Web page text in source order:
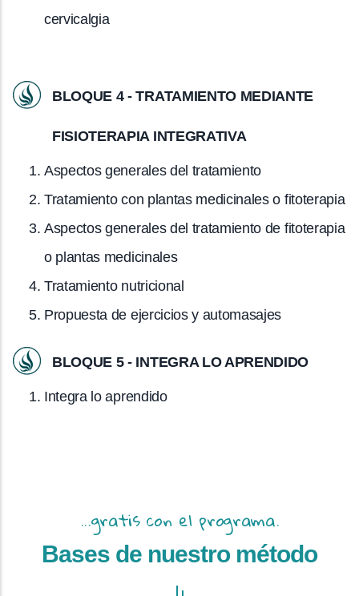
cervicalgia
BLOQUE 4 - TRATAMIENTO MEDIANTE
FISIOTERAPIA INTEGRATIVA
Aspectos generales del tratamiento
Tratamiento con plantas medicinales o fitoterapia
Aspectos generales del tratamiento de fitoterapia
o plantas medicinales
Tratamiento nutricional
Propuesta de ejercicios y automasajes
BLOQUE 5 - INTEGRA LO APRENDIDO
Integra lo aprendido
...gratis con el programa.
Bases de nuestro método